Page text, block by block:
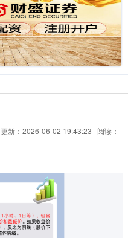
更新：2026-06-02 19:43:23
阅读：